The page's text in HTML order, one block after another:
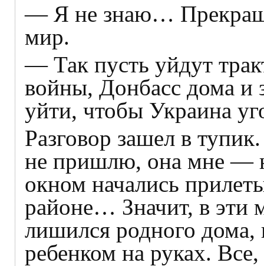
— Я не знаю…
мир.
— Так пусть уйдут
войны, Донбасс дома и
уйти, чтобы Украина
Разговор зашел в
не пришлю, она мне —
окном начались
районе… Значит, в эти
лишился родного дома,
ребенком на руках.